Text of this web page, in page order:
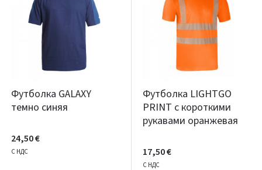
Футболка GALAXY
темно синяя
24,50 €
С НДС
Футболка LIGHTGO
PRINT с короткими
рукавами оранжевая
17,50 €
С НДС